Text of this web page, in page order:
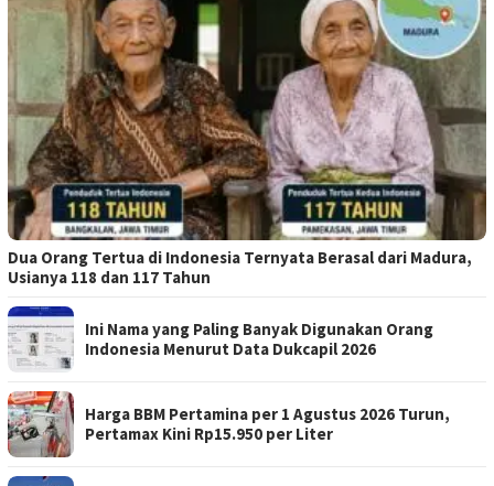
Dua Orang Tertua di Indonesia Ternyata Berasal dari Madura,
Usianya 118 dan 117 Tahun
Ini Nama yang Paling Banyak Digunakan Orang
Indonesia Menurut Data Dukcapil 2026
Harga BBM Pertamina per 1 Agustus 2026 Turun,
Pertamax Kini Rp15.950 per Liter